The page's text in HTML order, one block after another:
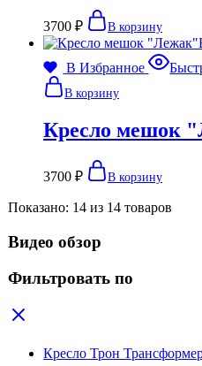
3700 ₽ В корзину
В Избранное
В корзину
Кресло мешок
3700 ₽ В корзину
Показано: 14 из 14 товаров
Видео обзор
Фильтровать по
Кресло Трон